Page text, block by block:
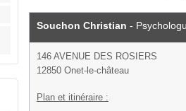
Souchon Christian -
146 AVENUE DES ROSIERS
12850 Onet-le-château
Plan et itinéraire :